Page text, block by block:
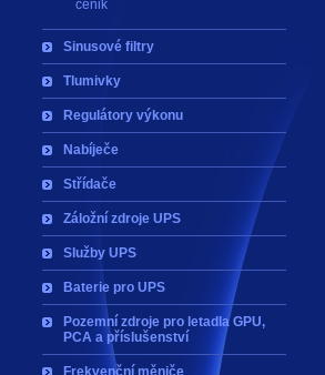
cenik
Sinusové filtry
Tlumivky
Regulátory výkonu
Nabíječe
Střídače
Záložní zdroje UPS
Služby UPS
Baterie pro UPS
Pozemní zdroje pro letadla GPU,
PCA a příslušenství
Frekvenční měniče